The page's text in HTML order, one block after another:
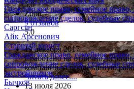
Гражданское право, семейное
сопровождение сделок, судебные
Саргсян
Айк Арсенович
Старший юрист
Гражданское право, семейное
сопровождение сделок, судебные
застройщиков
Бычков
5.0
Zoon
9 отзывов
5.0
19 декабря 2017
Сработано на отлично,
компании за проделанную
Читать далее....
13 июля 2026